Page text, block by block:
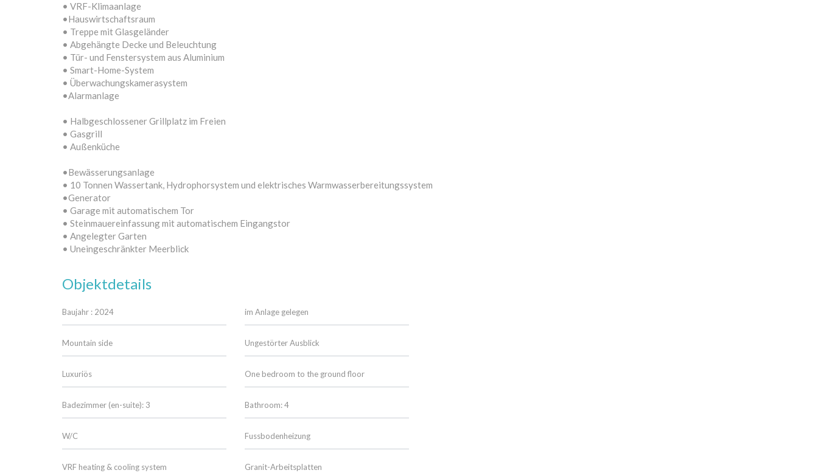
• VRF-Klimaanlage
•Hauswirtschaftsraum
• Treppe mit Glasgeländer
• Abgehängte Decke und Beleuchtung
• Tür- und Fenstersystem aus Aluminium
• Smart-Home-System
• Überwachungskamerasystem
•Alarmanlage
• Halbgeschlossener Grillplatz im Freien
• Gasgrill
• Außenküche
•Bewässerungsanlage
• 10 Tonnen Wassertank, Hydrophorsystem und elektrisches Warmwasserbereitungssystem
•Generator
• Garage mit automatischem Tor
• Steinmauereinfassung mit automatischem Eingangstor
• Angelegter Garten
• Uneingeschränkter Meerblick
Objektdetails
Baujahr : 2024 im Anlage gelegen
Mountain side Ungestörter Ausblick
Luxuriös One bedroom to the ground floor
Badezimmer (en-suite): 3 Bathroom: 4
W/C Fussbodenheizung
VRF heating & cooling system Granit-Arbeitsplatten